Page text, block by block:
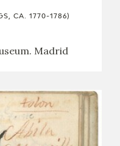
CA. 1770-1786)
Madrid